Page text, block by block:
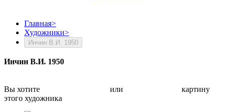
Главная>
Художники>
Инчин В.И. 1950
Инчин В.И. 1950
Вы хотите или
картину
этого художника